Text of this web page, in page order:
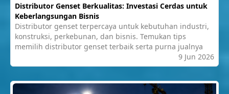
Distributor Genset Berkualitas: Investasi Cerdas untuk
Keberlangsungan Bisnis
Distributor genset terpercaya untuk kebutuhan industri,
konstruksi, perkebunan, dan bisnis. Temukan tips
memilih distributor genset terbaik serta purna jualnya
9 Jun 2026